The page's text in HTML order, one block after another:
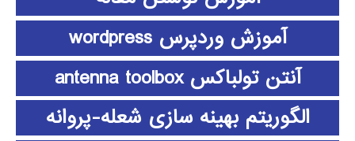
آموزش وردپرس wordpress
آنتن تولباکس antenna toolbox
الگوریتم بهینه سازی شعله-پروانه